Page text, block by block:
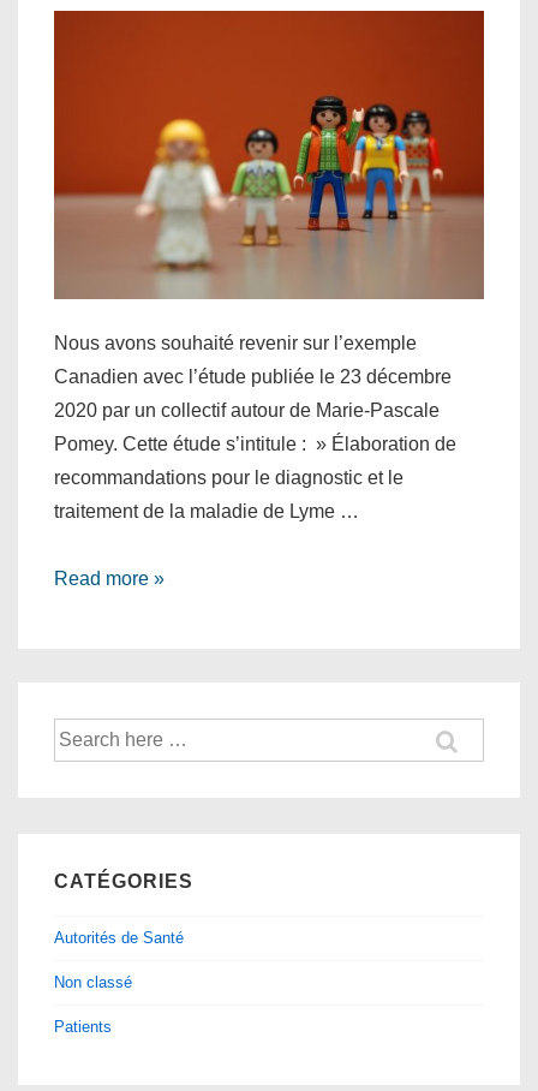
Nous avons souhaité revenir sur l’exemple
Canadien avec l’étude publiée le 23 décembre
2020 par un collectif autour de Marie-Pascale
Pomey. Cette étude s’intitule : » Élaboration de
recommandations pour le diagnostic et le
traitement de la maladie de Lyme …
Intérêt
partenaires
recommandations
:
l’exemple
Read more »
Recherche
CATÉGORIES
Autorités de Santé
Non classé
Patients